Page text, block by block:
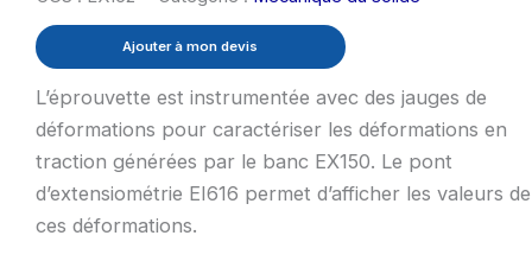
Ajouter à mon devis
L’éprouvette est instrumentée avec des jauges de
déformations pour caractériser les déformations en
traction générées par le banc EX150. Le pont
d’extensiométrie EI616 permet d’afficher les valeurs de
ces déformations.